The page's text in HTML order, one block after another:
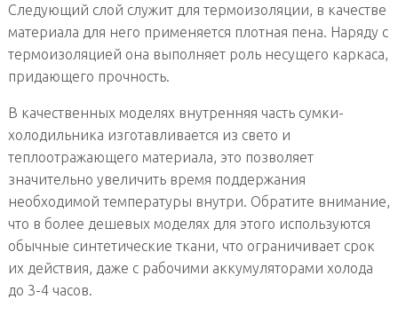
Следующий слой служит для термоизоляции, в качестве
материала для него применяется плотная пена. Наряду с
термоизоляцией она выполняет роль несущего каркаса,
придающего прочность.
В качественных моделях внутренняя часть сумки-
холодильника изготавливается из свето и
теплоотражающего материала, это позволяет
значительно увеличить время поддержания
необходимой температуры внутри. Обратите внимание,
что в более дешевых моделях для этого используются
обычные синтетические ткани, что ограничивает срок
их действия, даже с рабочими аккумуляторами холода
до 3-4 часов.